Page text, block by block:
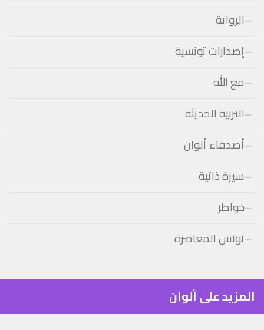
الرواية
إصدارات تونسية
مع الله
التربية الحديثة
أصدقاء ألوان
سيرة ذاتية
خواطر
تونس المعاصرة
المزيد على ألوان